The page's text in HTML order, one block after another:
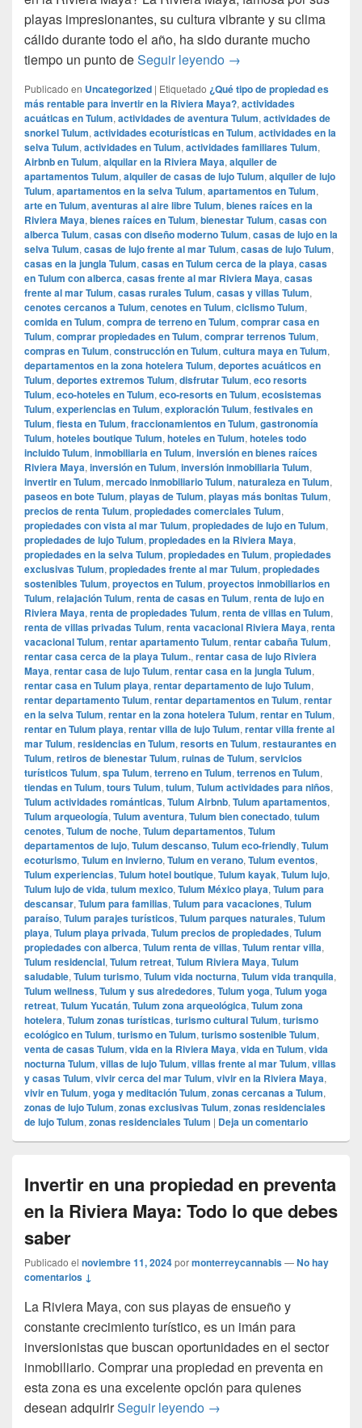
playas impresionantes, su cultura vibrante y su clima
cálido durante todo el año, ha sido durante mucho
tiempo un punto deSeguir leyendo ¿Qué tipo de
→
Publicado en Uncategorized | Etiquetado ¿Qué tipo de propiedad es
más rentable para invertir en la Riviera Maya?, actividades
acuáticas en Tulum, actividades de aventura Tulum, actividades de
snorkel Tulum, actividades ecoturísticas en Tulum, actividades en la
selva Tulum, actividades en Tulum, actividades familiares Tulum,
Airbnb en Tulum, alquilar en la Riviera Maya, alquiler de
apartamentos Tulum, alquiler de casas de lujo Tulum, alquiler de lujo
Tulum, apartamentos en la selva Tulum, apartamentos en Tulum,
arte en Tulum, aventuras al aire libre Tulum, bienes raíces en la
Riviera Maya, bienes raíces en Tulum, bienestar Tulum, casas con
alberca Tulum, casas con diseño moderno Tulum, casas de lujo en la
selva Tulum, casas de lujo frente al mar Tulum, casas de lujo Tulum,
casas en la jungla Tulum, casas en Tulum cerca de la playa, casas
en Tulum con alberca, casas frente al mar Riviera Maya, casas
frente al mar Tulum, casas rurales Tulum, casas y villas Tulum,
cenotes cercanos a Tulum, cenotes en Tulum, ciclismo Tulum,
comida en Tulum, compra de terreno en Tulum, comprar casa en
Tulum, comprar propiedades en Tulum, comprar terrenos Tulum,
compras en Tulum, construcción en Tulum, cultura maya en Tulum,
departamentos en la zona hotelera Tulum, deportes acuáticos en
Tulum, deportes extremos Tulum, disfrutar Tulum, eco resorts
Tulum, eco-hoteles en Tulum, eco-resorts en Tulum, ecosistemas
Tulum, experiencias en Tulum, exploración Tulum, festivales en
Tulum, fiesta en Tulum, fraccionamientos en Tulum, gastronomía
Tulum, hoteles boutique Tulum, hoteles en Tulum, hoteles todo
incluido Tulum, inmobiliaria en Tulum, inversión en bienes raíces
Riviera Maya, inversión en Tulum, inversión inmobiliaria Tulum,
invertir en Tulum, mercado inmobiliario Tulum, naturaleza en Tulum,
paseos en bote Tulum, playas de Tulum, playas más bonitas Tulum,
precios de renta Tulum, propiedades comerciales Tulum,
propiedades con vista al mar Tulum, propiedades de lujo en Tulum,
propiedades de lujo Tulum, propiedades en la Riviera Maya,
propiedades en la selva Tulum, propiedades en Tulum, propiedades
exclusivas Tulum, propiedades frente al mar Tulum, propiedades
sostenibles Tulum, proyectos en Tulum, proyectos inmobiliarios en
Tulum, relajación Tulum, renta de casas en Tulum, renta de lujo en
Riviera Maya, renta de propiedades Tulum, renta de villas en Tulum,
renta de villas privadas Tulum, renta vacacional Riviera Maya, renta
vacacional Tulum, rentar apartamento Tulum, rentar cabaña Tulum,
rentar casa cerca de la playa Tulum., rentar casa de lujo Riviera
Maya, rentar casa de lujo Tulum, rentar casa en la jungla Tulum,
rentar casa en Tulum playa, rentar departamento de lujo Tulum,
rentar departamento Tulum, rentar departamentos en Tulum, rentar
en la selva Tulum, rentar en la zona hotelera Tulum, rentar en Tulum,
rentar en Tulum playa, rentar villa de lujo Tulum, rentar villa frente al
mar Tulum, residencias en Tulum, resorts en Tulum, restaurantes en
Tulum, retiros de bienestar Tulum, ruinas de Tulum, servicios
turísticos Tulum, spa Tulum, terreno en Tulum, terrenos en Tulum,
tiendas en Tulum, tours Tulum, tulum, Tulum actividades para niños,
Tulum actividades románticas, Tulum Airbnb, Tulum apartamentos,
Tulum arqueología, Tulum aventura, Tulum bien conectado, tulum
cenotes, Tulum de noche, Tulum departamentos, Tulum
departamentos de lujo, Tulum descanso, Tulum eco-friendly, Tulum
ecoturismo, Tulum en invierno, Tulum en verano, Tulum eventos,
Tulum experiencias, Tulum hotel boutique, Tulum kayak, Tulum lujo,
Tulum lujo de vida, tulum mexico, Tulum México playa, Tulum para
descansar, Tulum para familias, Tulum para vacaciones, Tulum
paraíso, Tulum parajes turísticos, Tulum parques naturales, Tulum
playa, Tulum playa privada, Tulum precios de propiedades, Tulum
propiedades con alberca, Tulum renta de villas, Tulum rentar villa,
Tulum residencial, Tulum retreat, Tulum Riviera Maya, Tulum
saludable, Tulum turismo, Tulum vida nocturna, Tulum vida tranquila,
Tulum wellness, Tulum y sus alrededores, Tulum yoga, Tulum yoga
retreat, Tulum Yucatán, Tulum zona arqueológica, Tulum zona
hotelera, Tulum zonas turísticas, turismo cultural Tulum, turismo
ecológico en Tulum, turismo en Tulum, turismo sostenible Tulum,
venta de casas Tulum, vida en la Riviera Maya, vida en Tulum, vida
nocturna Tulum, villas de lujo Tulum, villas frente al mar Tulum, villas
y casas Tulum, vivir cerca del mar Tulum, vivir en la Riviera Maya,
vivir en Tulum, yoga y meditación Tulum, zonas cercanas a Tulum,
zonas de lujo Tulum, zonas exclusivas Tulum, zonas residenciales
de lujo Tulum, zonas residenciales Tulum | Deja un comentario
Invertir en una propiedad en preventa
en la Riviera Maya: Todo lo que debes
saber
Publicado el noviembre 11, 2024pormonterreycannabis—No hay
comentarios ↓
La Riviera Maya, con sus playas de ensueño y
constante crecimiento turístico, es un imán para
inversionistas que buscan oportunidades en el sector
inmobiliario. Comprar una propiedad en preventa en
esta zona es una excelente opción para quienes
desean adquirirSeguir leyendo Invertir en una propiedad
→